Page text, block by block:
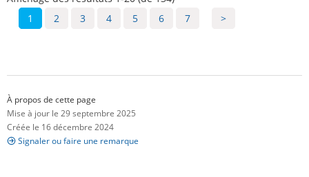
1
2 3 4 5 6 7 >
À propos de cette page
Mise à jour le 29 septembre 2025
Créée le 16 décembre 2024
Signaler ou faire une remarque